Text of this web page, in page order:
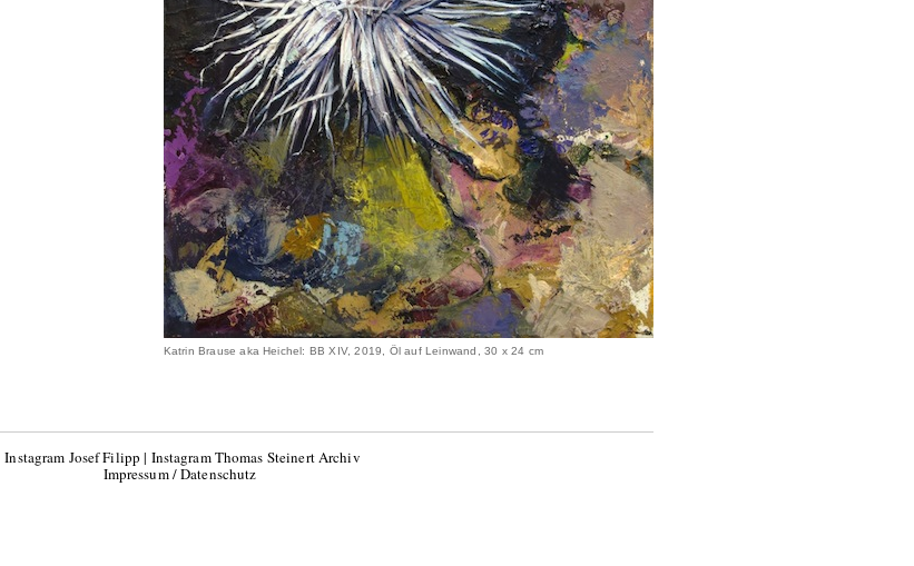
Katrin Brause aka Heichel: BB XIV, 2019, Öl auf Leinwand, 30 x 24 cm
Instagram Josef Filipp | Instagram Thomas Steinert Archiv
Impressum / Datenschutz